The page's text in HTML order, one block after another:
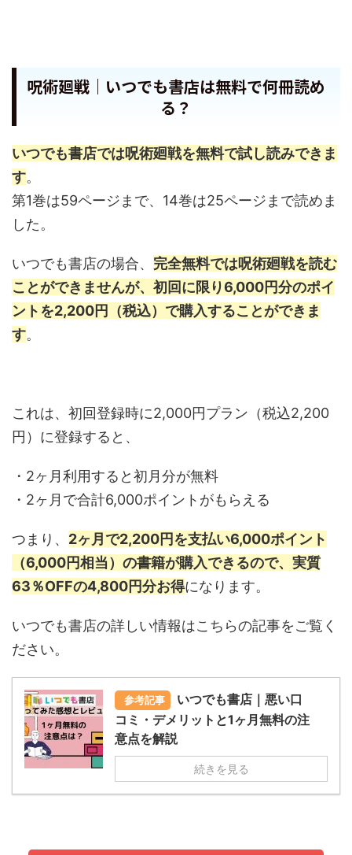
呪術廻戦｜いつでも書店は無料で何冊読め
る？
いつでも書店では呪術廻戦を無料で試し読みできま
す。
第1巻は59ページまで、14巻は25ページまで読めま
した。
いつでも書店の場合、 完全無料では呪術廻戦を読む
ことができませんが、初回に限り6,000円分のポイ
ントを2,200円（税込）で購入することができま
す。
これは、初回登録時に2,000円プラン（税込2,200
円）に登録すると、
・2ヶ月利用すると初月分が無料
・2ヶ月で合計6,000ポイントがもらえる
つまり、 2ヶ月で2,200円を支払い6,000ポイント
（6,000円相当）の書籍が購入できるので、実質
63％OFFの4,800円分お得になります。
いつでも書店の詳しい情報はこちらの記事をご覧く
ださい。
参考記事
いつでも書店｜悪い口
コミ・デメリットと1ヶ月無料の注
意点を解説
続きを見る